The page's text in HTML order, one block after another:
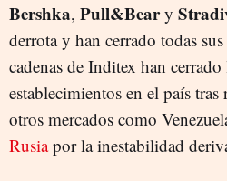
Bershka, Pull&Beary
derrota y han cerrado todas
cadenas de Inditex han
establecimientos en el país
otros mercados como
Rusiapor la inestabilidad